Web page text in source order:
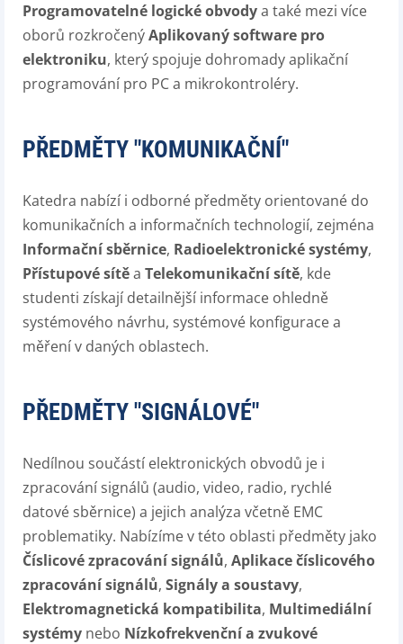
Programovatelné logické obvodya také mezi více
oborů rozkročenýAplikovaný software pro
elektroniku, který spojuje dohromady aplikační
programování pro PC a mikrokontroléry.
PŘEDMĚTY "KOMUNIKAČNÍ"
Katedra nabízí i odborné předměty orientované do
komunikačních a informačních technologií, zejména
Informační sběrnice, Radioelektronické systémy,
Přístupové sítěa Telekomunikační sítě, kde
studenti získají detailnější informace ohledně
systémového návrhu, systémové konfigurace a
měření v daných oblastech.
PŘEDMĚTY "SIGNÁLOVÉ"
Nedílnou součástí elektronických obvodů je i
zpracování signálů (audio, video, radio, rychlé
datové sběrnice) a jejich analýza včetně EMC
problematiky. Nabízíme v této oblasti předměty jako
Číslicové zpracování signálů, Aplikace číslicového
zpracování signálů, Signály a soustavy,
Elektromagnetická kompatibilita, Multimediální
systémy nebo Nízkofrekvenční a zvukové